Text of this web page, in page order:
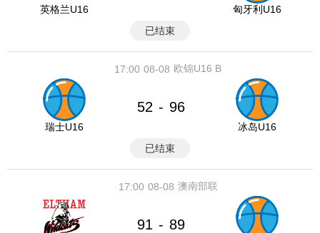
英格兰U16
匈牙利U16
已结束
08-08
17:00 欧锦U16 B
瑞士U16
52 - 96
冰岛U16
已结束
08-08
17:00 澳南部联
91 - 89